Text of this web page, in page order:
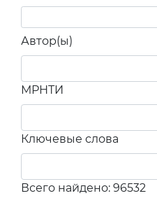
Автор(ы)
МРНТИ
Ключевые слова
Всего найдено: 96532